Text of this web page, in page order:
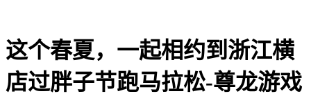
这个春夏，一起相约到浙江横
店过胖子节跑马拉松-尊龙游戏